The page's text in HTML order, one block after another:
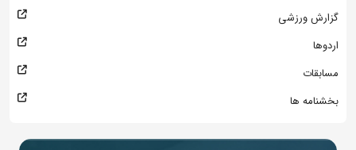
گزارش ورزشی
اردوها
مسابقات
بخشنامه ها